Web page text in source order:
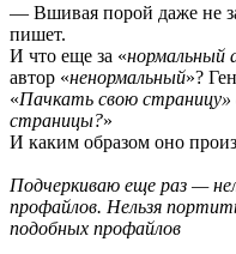
— Вшивая порой даже не
пишет.
И что еще за «нормальный
автор «ненормальный»?
«Пачкать свою страницу»
страницы?»
И каким образом оно
Подчеркиваю еще раз —
профайлов. Нельзя
подобных профайлов